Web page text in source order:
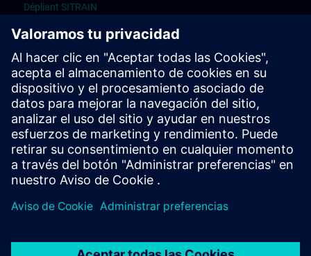
Dépliant SITRAIN
Autres informations
Guide « Inscription »
Guide « Réservation pour d’autres »